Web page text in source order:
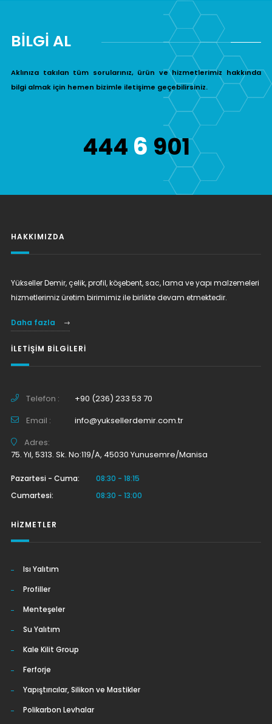
BİLGİ AL
Aklınıza takılan tüm sorularınız, ürün ve hizmetlerimiz hakkında
bilgi almak için hemen bizimle iletişime geçebilirsiniz.
444 6 901
HAKKIMIZDA
Yükseller Demir, çelik, profil, köşebent, sac, lama ve yapı malzemeleri
hizmetlerimiz üretim birimimiz ile birlikte devam etmektedir.
Daha fazla
İLETIŞIM BILGILERI
Telefon :
+90 (236) 233 53 70
Email :
info@yuksellerdemir.com.tr
Adres:
75. Yıl, 5313. Sk. No:119/A, 45030 Yunusemre/Manisa
Pazartesi - Cuma:
08:30 - 18:15
Cumartesi:
08:30 - 13:00
HIZMETLER
Isı Yalıtım
Profiller
Menteşeler
Su Yalıtım
Kale Kilit Group
Ferforje
Yapıştırıcılar, Silikon ve Mastikler
Polikarbon Levhalar